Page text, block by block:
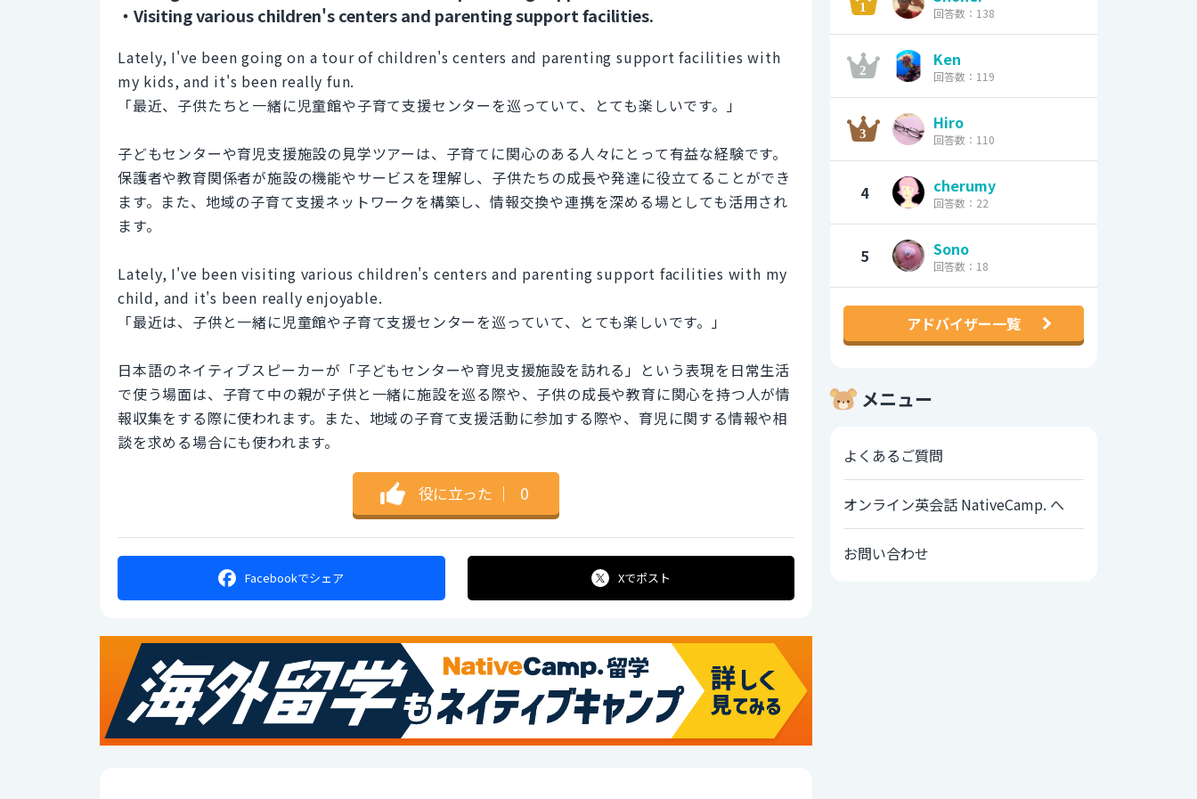
・Visiting various children's centers and parenting support facilities.
Lately, I've been going on a tour of children's centers and parenting support facilities with
my kids, and it's been really fun.
「最近、子供たちと一緒に児童館や子育て支援センターを巡っていて、とても楽しいです。」
子どもセンターや育児支援施設の見学ツアーは、子育てに関心のある人々にとって有益な経験です。
保護者や教育関係者が施設の機能やサービスを理解し、子供たちの成長や発達に役立てることができ
ます。また、地域の子育て支援ネットワークを構築し、情報交換や連携を深める場としても活用され
ます。
Lately, I've been visiting various children's centers and parenting support facilities with my
child, and it's been really enjoyable.
「最近は、子供と一緒に児童館や子育て支援センターを巡っていて、とても楽しいです。」
日本語のネイティブスピーカーが「子どもセンターや育児支援施設を訪れる」という表現を日常生活
で使う場面は、子育て中の親が子供と一緒に施設を巡る際や、子供の成長や教育に関心を持つ人が情
報収集をする際に使われます。また、地域の子育て支援活動に参加する際や、育児に関する情報や相
談を求める場合にも使われます。
役に立った ｜ 0
Facebookでシェア Xでポスト
回答数：138
Ken
回答数：119
Hiro
回答数：110
4 cherumy
回答数：22
5 Sono
回答数：18
アドバイザー一覧
メニュー
よくあるご質問
オンライン英会話 NativeCamp. へ
お問い合わせ